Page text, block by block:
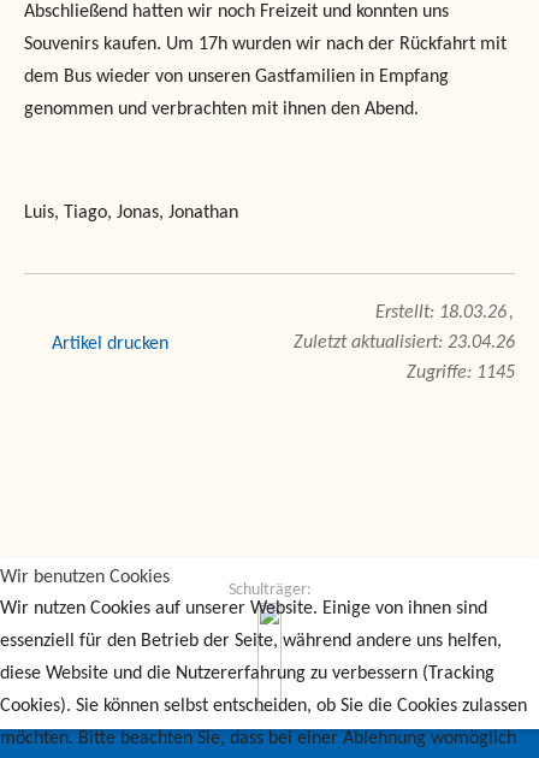
Abschließend hatten wir noch Freizeit und konnten uns
Souvenirs kaufen. Um 17h wurden wir nach der Rückfahrt mit
dem Bus wieder von unseren Gastfamilien in Empfang
genommen und verbrachten mit ihnen den Abend.
Luis, Tiago, Jonas, Jonathan
drucken
18.03.26
Zuletzt aktualisiert: 23.04.26
Zugriffe: 1145
Schulträger:
Wir benutzen Cookies
Wir nutzen Cookies auf unserer Website. Einige von ihnen sind
essenziell für den Betrieb der Seite, während andere uns helfen,
diese Website und die Nutzererfahrung zu verbessern (Tracking
Cookies). Sie können selbst entscheiden, ob Sie die Cookies zulassen
möchten. Bitte beachten Sie, dass bei einer Ablehnung womöglich